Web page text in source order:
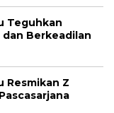
Teguhkan
dan Berkeadilan
Resmikan Z